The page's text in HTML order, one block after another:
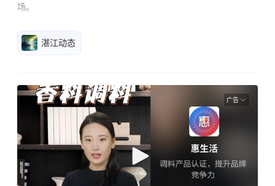
场。
湛江动态
广告